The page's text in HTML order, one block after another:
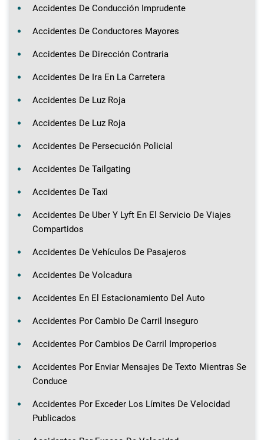
Accidentes De Conducción Imprudente
Accidentes De Conductores Mayores
Accidentes De Dirección Contraria
Accidentes De Ira En La Carretera
Accidentes De Luz Roja
Accidentes De Luz Roja
Accidentes De Persecución Policial
Accidentes De Tailgating
Accidentes De Taxi
Accidentes De Uber Y Lyft En El Servicio De Viajes
Compartidos
Accidentes De Vehículos De Pasajeros
Accidentes De Volcadura
Accidentes En El Estacionamiento Del Auto
Accidentes Por Cambio De Carril Inseguro
Accidentes Por Cambios De Carril Improperios
Accidentes Por Enviar Mensajes De Texto Mientras Se
Conduce
Accidentes Por Exceder Los Límites De Velocidad
Publicados